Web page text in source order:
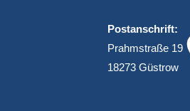
Postanschrift:
Prahmstraße 19
18273 Güstrow